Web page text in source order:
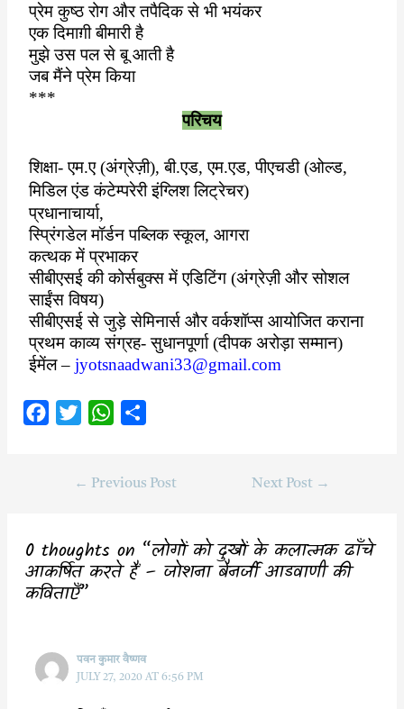
प्रेम कुष्ठ रोग और तपैदिक से भी भयंकर
एक दिमाग़ी बीमारी है
मुझे उस पल से बू आती है
जब मैंने प्रेम किया
***
परिचय
शिक्षा- एम.ए (अंग्रेज़ी),बी.एड,एम.एड,पीएचडी (ओल्ड,
मिडिल एंड कंटेम्परेरी इंग्लिश लिट्रेचर)
प्रधानाचार्या,
स्प्रिंगडेल मॉर्डन पब्लिक स्कूल,आगरा
कत्थक में प्रभाकर
सीबीएसई की कोर्सबुक्स में एडिटिंग (अंग्रेज़ी और सोशल
साईंस विषय)
सीबीएसई से जुड़े सेमिनार्स और वर्कशॉप्स आयोजित कराना
प्रथम काव्य संग्रह- सुधानपूर्णा (दीपक अरोड़ा सम्मान)
ईमेंल –jyotsnaadwani33@gmail.com
o
k
t
r
W
t
p
r
← Previous Post Next Post →
0 thoughts on “लोगों को दुखों के कलात्मक ढाँचे
आकर्षित करते हैं – जोशना बैनर्जी आडवाणी की
कविताऍं”
पवन कुमार वैष्णव
JULY 27, 2020 AT 6:56 PM